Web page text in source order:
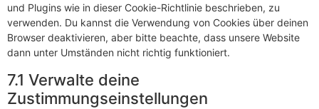
und Plugins wie in dieser Cookie-Richtlinie beschrieben, zu
verwenden. Du kannst die Verwendung von Cookies über deinen
Browser deaktivieren, aber bitte beachte, dass unsere Website
dann unter Umständen nicht richtig funktioniert.
7.1 Verwalte deine
Zustimmungseinstellungen